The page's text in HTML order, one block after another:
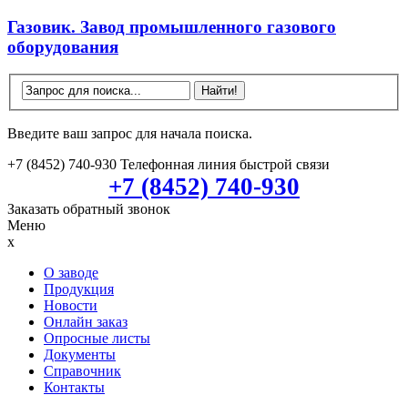
Газовик. Завод промышленного газового
оборудования
Введите ваш запрос для начала поиска.
+7 (8452) 740-930 Телефонная линия быстрой связи
+7 (8452) 740-930
Заказать обратный звонок
Меню
x
О заводе
Продукция
Новости
Онлайн заказ
Опросные листы
Документы
Справочник
Контакты